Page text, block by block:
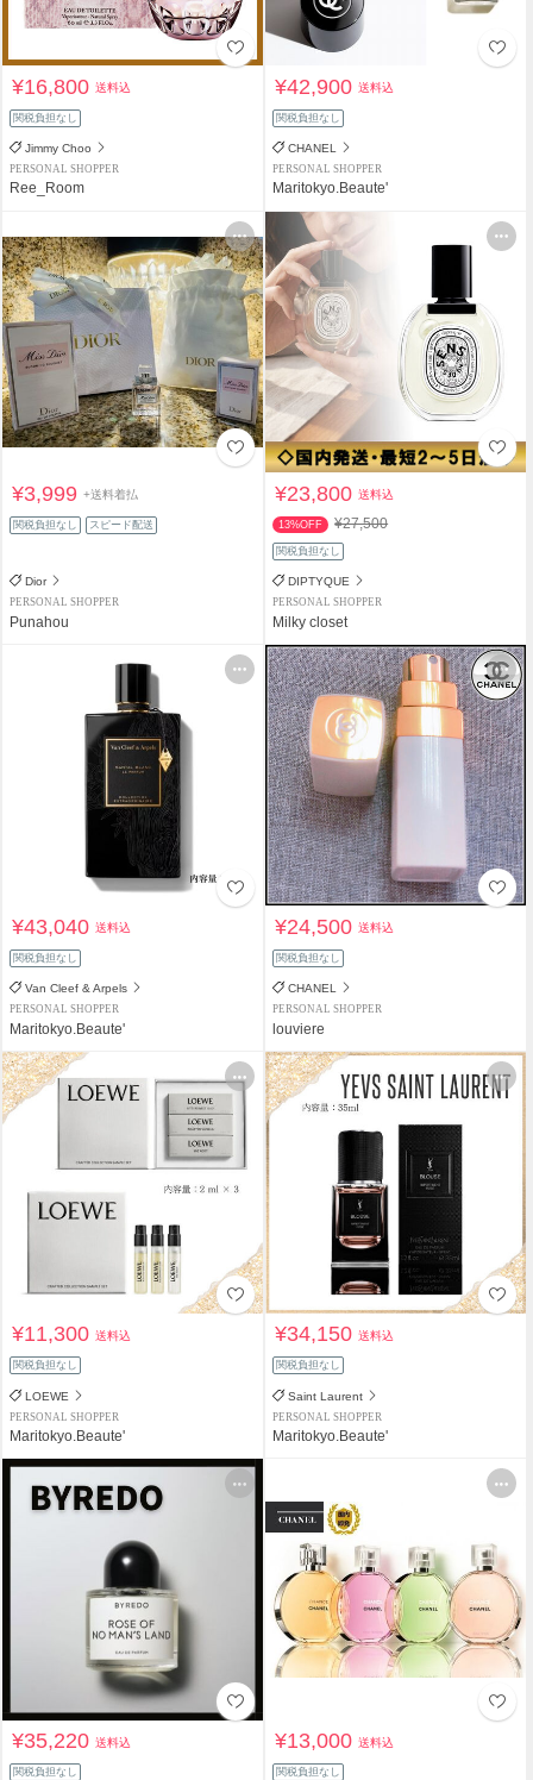
¥16,800送料込
関税負担なし
Jimmy Choo
PERSONAL SHOPPER
Ree_Room
¥42,900送料込
関税負担なし
CHANEL
PERSONAL SHOPPER
Maritokyo.Beaute'
¥3,999+送料着払
関税負担なし スピード配送
Dior
PERSONAL SHOPPER
Punahou
¥23,800送料込
13%OFF ¥27,500
関税負担なし
DIPTYQUE
PERSONAL SHOPPER
Milky closet
¥43,040送料込
関税負担なし
Van Cleef & Arpels
PERSONAL SHOPPER
Maritokyo.Beaute'
¥24,500送料込
関税負担なし
CHANEL
PERSONAL SHOPPER
louviere
¥11,300送料込
関税負担なし
LOEWE
PERSONAL SHOPPER
Maritokyo.Beaute'
¥34,150送料込
関税負担なし
Saint Laurent
PERSONAL SHOPPER
Maritokyo.Beaute'
¥35,220送料込
関税負担なし
¥13,000送料込
関税負担なし